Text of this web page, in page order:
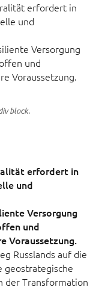
erfordert in
und
Versorgung
und
Voraussetzung.
block.
erfordert in
und
Versorgung
und
Voraussetzung.
Russlands auf die
geostrategische
der Transformation